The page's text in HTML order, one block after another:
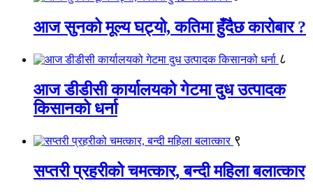
आज सुनको मूल्य घट्यो, कतिमा हुँदैछ कारोबार ?
८
आज डीडीसी कार्यालयको गेटमा दुध उत्पादक
किसानको धर्ना
९
सप्तरी प्रहरीको चमत्कार, बन्दी महिला बलात्कार